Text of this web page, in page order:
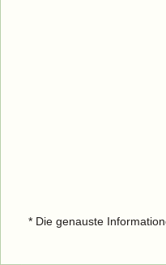
* Die genauste